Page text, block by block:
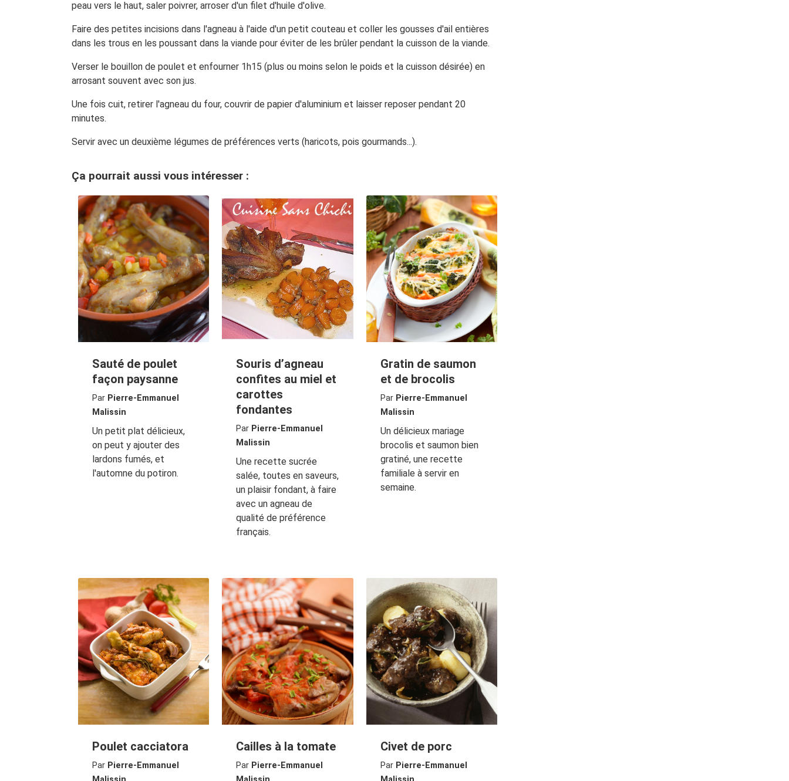
peau vers le haut, saler poivrer, arroser d'un filet d'huile d'olive.
Faire des petites incisions dans l'agneau à l'aide d'un petit couteau et coller les gousses d'ail entières
dans les trous en les poussant dans la viande pour éviter de les brûler pendant la cuisson de la viande.
Verser le bouillon de poulet et enfourner 1h15 (plus ou moins selon le poids et la cuisson désirée) en
arrosant souvent avec son jus.
Une fois cuit, retirer l'agneau du four, couvrir de papier d'aluminium et laisser reposer pendant 20
minutes.
Servir avec un deuxième légumes de préférences verts (haricots, pois gourmands...).
Ça pourrait aussi vous intéresser :
Sauté de poulet
façon paysanne
Par Pierre-Emmanuel
Malissin
Un petit plat délicieux,
on peut y ajouter des
lardons fumés, et
l'automne du potiron.
Souris d’agneau
confites au miel et
carottes
fondantes
Par Pierre-Emmanuel
Malissin
Une recette sucrée
salée, toutes en saveurs,
un plaisir fondant, à faire
avec un agneau de
qualité de préférence
français.
Gratin de saumon
et de brocolis
Par Pierre-Emmanuel
Malissin
Un délicieux mariage
brocolis et saumon bien
gratiné, une recette
familiale à servir en
semaine.
Poulet cacciatora
Par Pierre-Emmanuel
Cailles à la tomate
Par Pierre-Emmanuel
Civet de porc
Par Pierre-Emmanuel